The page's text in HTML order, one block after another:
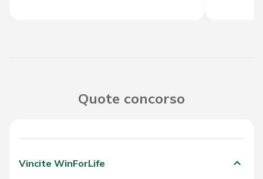
Quote concorso
Vincite WinForLife keyboard_arrow_down